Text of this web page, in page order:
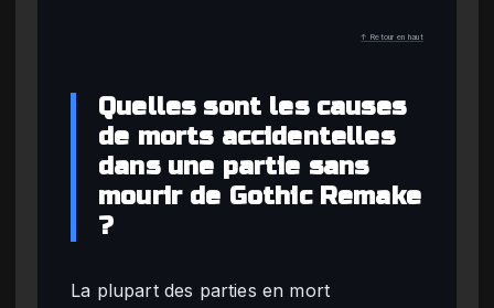
↑ Retour en haut
Quelles sont les causes
de morts accidentelles
dans une partie sans
mourir de Gothic Remake
?
La plupart des parties en mort